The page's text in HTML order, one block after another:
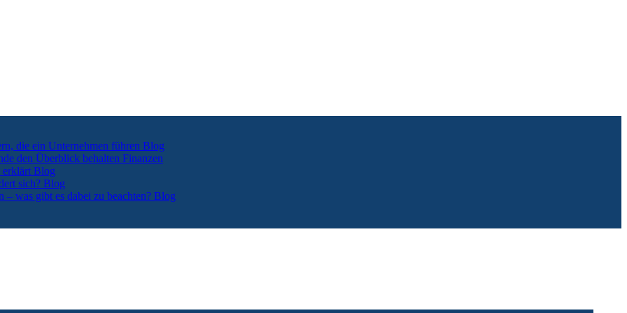
die ein Unternehmen führen Blog
den Überblick behalten Finanzen
erklärt Blog
sich? Blog
was gibt es dabei zu beachten? Blog